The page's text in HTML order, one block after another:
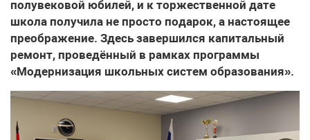
полувековой юбилей, и к торжественной дате
школа получила не просто подарок, а настоящее
преображение. Здесь завершился капитальный
ремонт, проведённый в рамках программы
«Модернизация школьных систем образования».